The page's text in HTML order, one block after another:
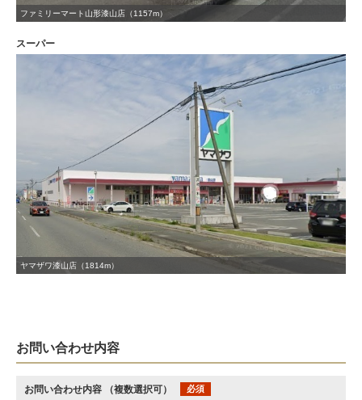
ファミリーマート山形漆山店（1157m）
スーパー
ヤマザワ漆山店（1814m）
お問い合わせ内容
お問い合わせ内容 （複数選択可） 必須